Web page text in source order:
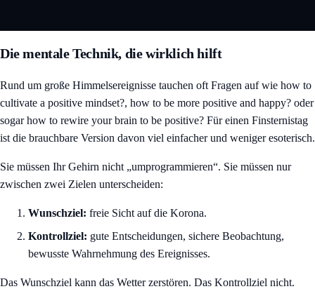
Die mentale Technik, die wirklich hilft
Rund um große Himmelsereignisse tauchen oft Fragen auf wie how to
cultivate a positive mindset?, how to be more positive and happy? oder
sogar how to rewire your brain to be positive? Für einen Finsternistag
ist die brauchbare Version davon viel einfacher und weniger esoterisch.
Sie müssen Ihr Gehirn nicht „umprogrammieren“. Sie müssen nur
zwischen zwei Zielen unterscheiden:
Wunschziel: freie Sicht auf die Korona.
Kontrollziel: gute Entscheidungen, sichere Beobachtung,
bewusste Wahrnehmung des Ereignisses.
Das Wunschziel kann das Wetter zerstören. Das Kontrollziel nicht.